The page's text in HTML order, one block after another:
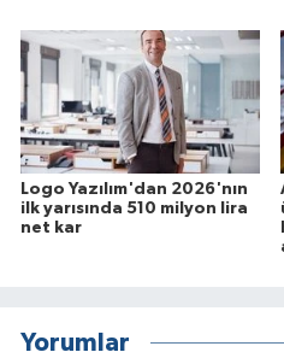
Logo Yazılım'dan 2026'nın
ilk yarısında 510 milyon lira
net kar
Yorumlar